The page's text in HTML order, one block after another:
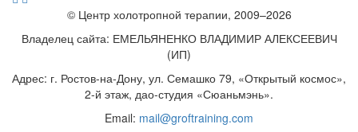
© Центр холотропной терапии, 2009–2026
Владелец сайта: ЕМЕЛЬЯНЕНКО ВЛАДИМИР АЛЕКСЕЕВИЧ
(ИП)
Адрес: г. Ростов-на-Дону, ул. Семашко 79, «Открытый космос»,
2-й этаж, дао-студия «Сюаньмэнь».
Email: mail@groftraining.com